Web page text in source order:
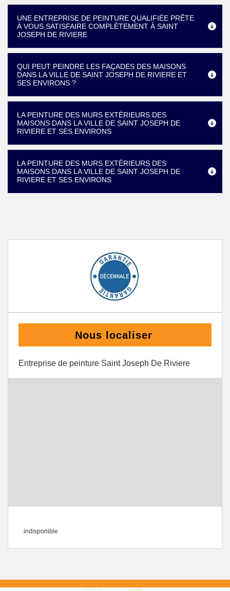
UNE ENTREPRISE DE PEINTURE QUALIFIÉE PRÊTE
À VOUS SATISFAIRE COMPLÈTEMENT À SAINT
JOSEPH DE RIVIERE
QUI PEUT PEINDRE LES FAÇADES DES MAISONS
DANS LA VILLE DE SAINT JOSEPH DE RIVIERE ET
SES ENVIRONS ?
LA PEINTURE DES MURS EXTÉRIEURS DES
MAISONS DANS LA VILLE DE SAINT JOSEPH DE
RIVIERE ET SES ENVIRONS
LA PEINTURE DES MURS EXTÉRIEURS DES
MAISONS DANS LA VILLE DE SAINT JOSEPH DE
RIVIERE ET SES ENVIRONS
Nous localiser
Entreprise de peinture Saint Joseph De Riviere
indisponible